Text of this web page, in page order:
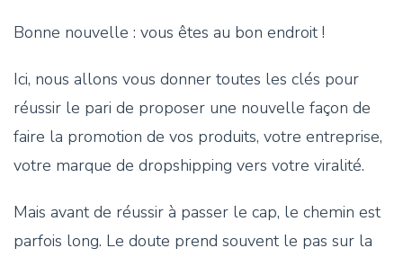
Bonne nouvelle : vous êtes au bon endroit !
Ici, nous allons vous donner toutes les clés pour
réussir le pari de proposer une nouvelle façon de
faire la promotion de vos produits, votre entreprise,
votre marque de dropshipping vers votre viralité.
Mais avant de réussir à passer le cap, le chemin est
parfois long. Le doute prend souvent le pas sur la